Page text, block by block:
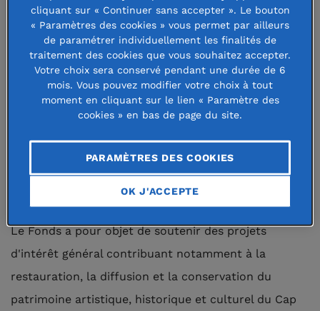
Le Fonds a pour objet de soutenir des
projets d'intérêt général contribuant
notamment à la restauration, la
diffusion et la conservation du
patrimoine artistique, historique et
culturel du Cap Corse.
Le Fonds a pour objet de soutenir des projets
d'intérêt général contribuant notamment à la
restauration, la diffusion et la conservation du
patrimoine artistique, historique et culturel du Cap
cliquant sur « Continuer sans accepter ». Le bouton
« Paramètres des cookies » vous permet par ailleurs
de paramétrer individuellement les finalités de
traitement des cookies que vous souhaitez accepter.
Votre choix sera conservé pendant une durée de 6
mois. Vous pouvez modifier votre choix à tout
moment en cliquant sur le lien « Paramètre des
cookies » en bas de page du site.
PARAMÈTRES DES COOKIES
OK J'ACCEPTE